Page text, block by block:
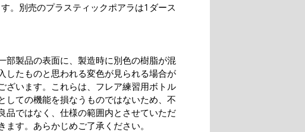
。別売のプラスティックポアラは1ダース
部製品の表面に、製造時に別色の樹脂が混
入したものと思われる変色が見られる場合が
ざいます。これらは、フレア練習用ボトル
しての機能を損なうものではないため、不
品ではなく、仕様の範囲内とさせていただ
ます。あらかじめご了承ください。